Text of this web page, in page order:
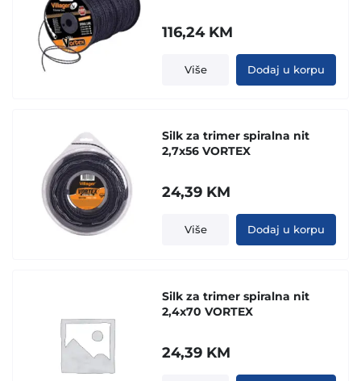
116,24 KM
Više Dodaj u korpu
Silk za trimer spiralna nit
2,7x56 VORTEX
24,39 KM
Više Dodaj u korpu
Silk za trimer spiralna nit
2,4x70 VORTEX
24,39 KM